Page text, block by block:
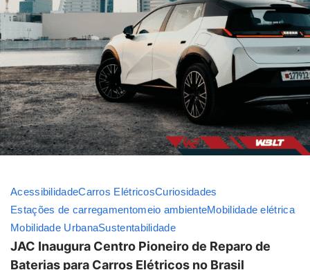
AcessibilidadeCarros ElétricosCuriosidades
Estações de carregamentomeio ambienteMobilidade elétrica
Mobilidade UrbanaSustentabilidade
JAC Inaugura Centro Pioneiro de Reparo de
Baterias para Carros Elétricos no Brasil